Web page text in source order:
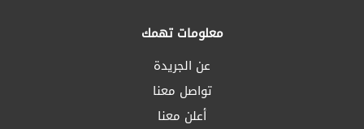
معلومات تهمك
عن الجريدة
تواصل معنا
أعلن معنا